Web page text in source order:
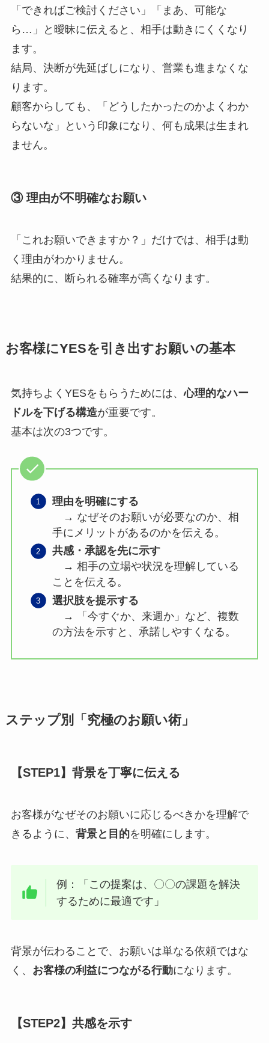
「できればご検討ください」「まあ、可能な
ら…」と曖昧に伝えると、相手は動きにくくなり
ます。
結局、決断が先延ばしになり、営業も進まなくな
ります。
顧客からしても、「どうしたかったのかよくわか
らないな」という印象になり、何も成果は生まれ
ません。
③ 理由が不明確なお願い
「これお願いできますか？」だけでは、相手は動
く理由がわかりません。
結果的に、断られる確率が高くなります。
お客様にYESを引き出すお願いの基本
気持ちよくYESをもらうためには、心理的なハー
ドルを下げる構造が重要です。
基本は次の3つです。
理由を明確にする
→ なぜそのお願いが必要なのか、相
手にメリットがあるのかを伝える。
共感・承認を先に示す
→ 相手の立場や状況を理解している
ことを伝える。
選択肢を提示する
→ 「今すぐか、来週か」など、複数
の方法を示すと、承諾しやすくなる。
ステップ別「究極のお願い術」
【STEP1】背景を丁寧に伝える
お客様がなぜそのお願いに応じるべきかを理解で
きるように、 背景と目的を明確にします。
例：「この提案は、〇〇の課題を解決
するために最適です」
背景が伝わることで、お願いは単なる依頼ではな
く、 お客様の利益につながる行動になります。
【STEP2】共感を示す